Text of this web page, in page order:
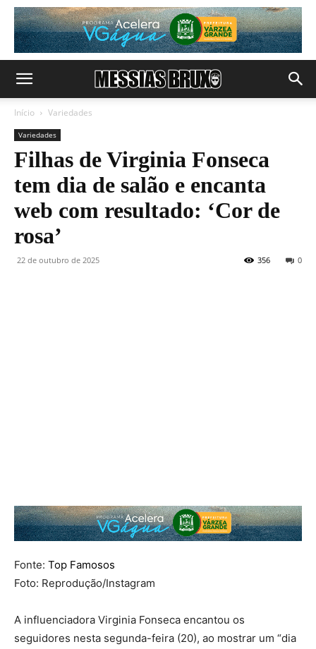
Início Variedades
Variedades
Filhas de Virginia Fonseca
tem dia de salão e encanta
web com resultado: ‘Cor de
rosa’
22 de outubro de 2025 0
356
Fonte: Top Famosos
Foto: Reprodução/Instagram
A influenciadora Virginia Fonseca encantou os
seguidores nesta segunda-feira (20), ao mostrar um “dia